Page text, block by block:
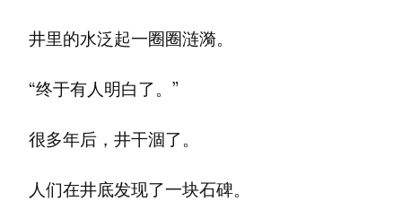
井里的水泛起一圈圈涟漪。
“终于有人明白了。”
很多年后，井干涸了。
人们在井底发现了一块石碑。